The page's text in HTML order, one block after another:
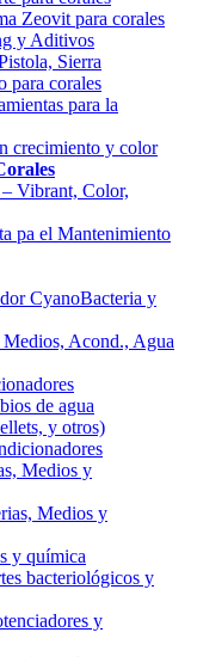
Zeovit para corales
y Aditivos
Sierra
para corales
para la
crecimiento y color
– Vibrant, Color,
pa el Mantenimiento
CyanoBacteria y
Medios, Acond., Agua
de agua
y otros)
Medios y
Medios y
y química
bacteriológicos y
y